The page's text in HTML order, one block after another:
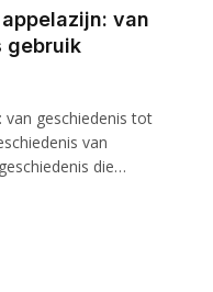
van
gebruik
van geschiedenis tot
van
die…